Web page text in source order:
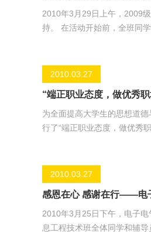
2010年3月29日上午，2009
持。 在活动开始前，全班同学举行了一个简单而庄重的默哀仪式，以此悼念因救人而不幸被江水吞没，献出年轻生命的三名大学生。
雄集体学习的重要意义，从
2010.03.27
“端正职业态度，做优秀
为全面提高大学生的思想道
行了“端正职业态度，做优秀
2010.03.27
感恩在心 感谢在行——电
2010年3月25日下午，电子
息工程技术班全体同学和辅导员骆琴老师参加了此次活动。 本次